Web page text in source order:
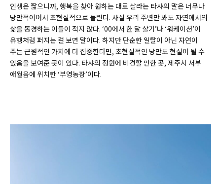
인생은 짧으니까, 행복을 찾아 원하는 대로 살라는 타샤의 말은 너무나
낭만적이어서 초현실적으로 들린다. 사실 우리 주변만 봐도 자연에서의
삶을 동경하는 이들이 적지 않다. ‘00에서 한 달 살기’나 ‘워케이션’이
유행처럼 퍼지는 걸 보면 말이다. 하지만 단순한 일탈이 아닌 자연이
주는 근원적인 가치에 더 집중한다면, 초현실적인 낭만도 현실이 될 수
있음을 보여준 곳이 있다. 타샤의 정원에 비견할 만한 곳, 제주시 서부
애월읍에 위치한 ‘부영농장’이다.